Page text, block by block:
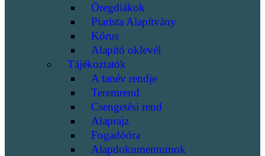
Öregdiákok
Piarista Alapítvány
Kórus
Alapító oklevél
Tájékoztatók
A tanév rendje
Teremrend
Csengetési rend
Alaprajz
Fogadóóra
Alapdokumentumok